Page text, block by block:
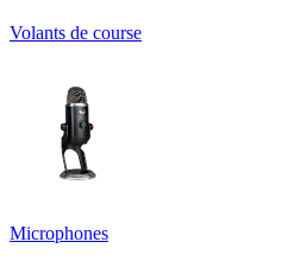
Volants de course
Microphones